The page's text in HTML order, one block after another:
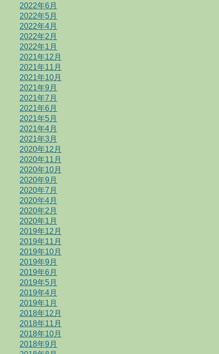
2022年6月
2022年5月
2022年4月
2022年2月
2022年1月
2021年12月
2021年11月
2021年10月
2021年9月
2021年7月
2021年6月
2021年5月
2021年4月
2021年3月
2020年12月
2020年11月
2020年10月
2020年9月
2020年7月
2020年4月
2020年2月
2020年1月
2019年12月
2019年11月
2019年10月
2019年9月
2019年6月
2019年5月
2019年4月
2019年1月
2018年12月
2018年11月
2018年10月
2018年9月